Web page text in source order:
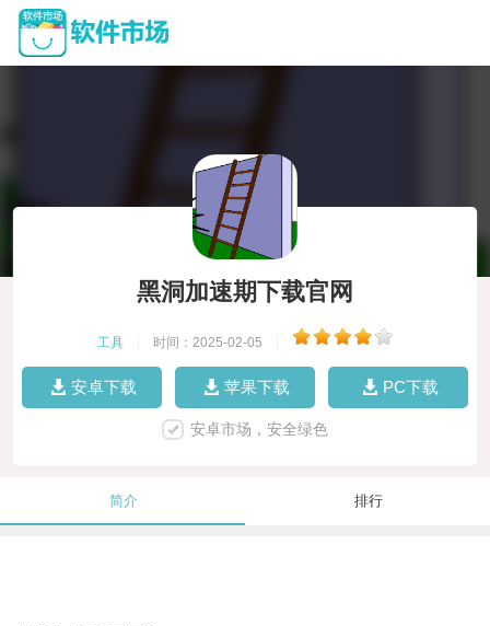
黑洞加速期下载官网
工具 时间：2025-02-05
安卓下载 苹果下载 PC下载
安卓市场，安全绿色
简介 排行